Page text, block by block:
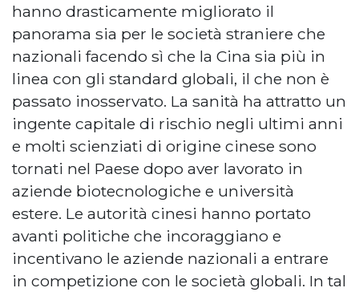
hanno drasticamente migliorato il
panorama sia per le società straniere che
nazionali facendo sì che la Cina sia più in
linea con gli standard globali, il che non è
passato inosservato. La sanità ha attratto un
ingente capitale di rischio negli ultimi anni
e molti scienziati di origine cinese sono
tornati nel Paese dopo aver lavorato in
aziende biotecnologiche e università
estere. Le autorità cinesi hanno portato
avanti politiche che incoraggiano e
incentivano le aziende nazionali a entrare
in competizione con le società globali. In tal